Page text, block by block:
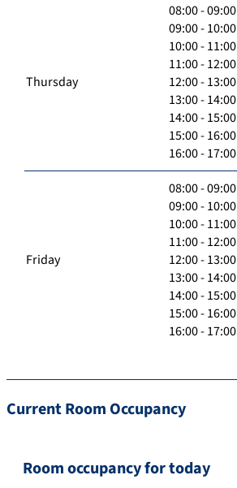
Thursday
08:00 - 09:00
09:00 - 10:00
10:00 - 11:00
11:00 - 12:00
12:00 - 13:00
13:00 - 14:00
14:00 - 15:00
15:00 - 16:00
16:00 - 17:00
Friday
08:00 - 09:00
09:00 - 10:00
10:00 - 11:00
11:00 - 12:00
12:00 - 13:00
13:00 - 14:00
14:00 - 15:00
15:00 - 16:00
16:00 - 17:00
Current Room Occupancy
Room occupancy for today